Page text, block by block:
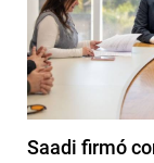
Saadi firmó